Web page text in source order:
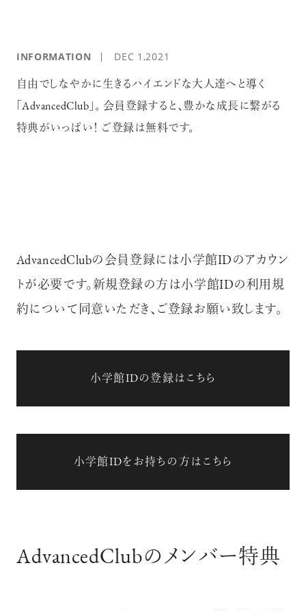
INFORMATION DEC 1,2021
自由でしなやかに生きるハイエンドな大人達へと導く
「AdvancedClub」。 会員登録すると、豊かな成長に繋がる
特典がいっぱい！ ご登録は無料です。
AdvancedClubの会員登録には小学館IDのアカウン
トが必要です。新規登録の方は小学館IDの利用規
約について同意いただき、ご登録お願い致します。
小学館IDの登録はこちら
小学館IDをお持ちの方はこちら
AdvancedClubのメンバー特典